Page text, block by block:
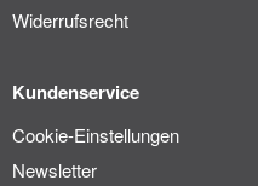
Widerrufsrecht
Kundenservice
Cookie-Einstellungen
Newsletter